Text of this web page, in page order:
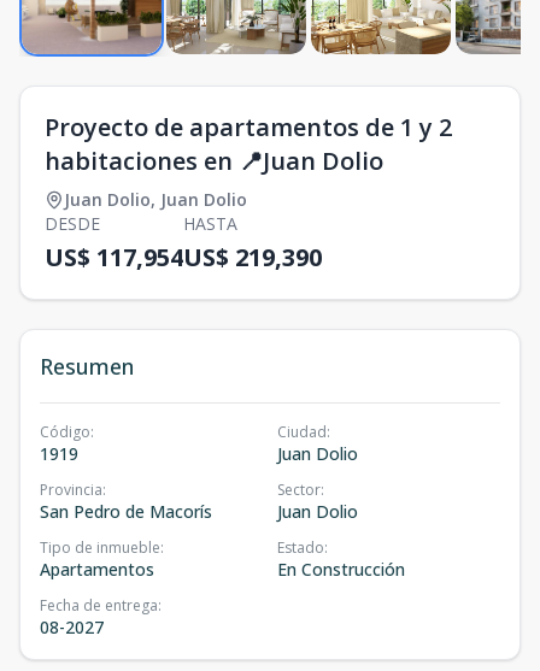
Proyecto de apartamentos de 1 y 2
habitaciones en 📍Juan Dolio
Juan Dolio, Juan Dolio
DESDE
US$ 117,954
HASTA
US$ 219,390
Resumen
Código:
1919
Ciudad:
Juan Dolio
Provincia:
San Pedro de Macorís
Sector:
Juan Dolio
Tipo de inmueble:
Apartamentos
Estado:
En Construcción
Fecha de entrega:
08-2027